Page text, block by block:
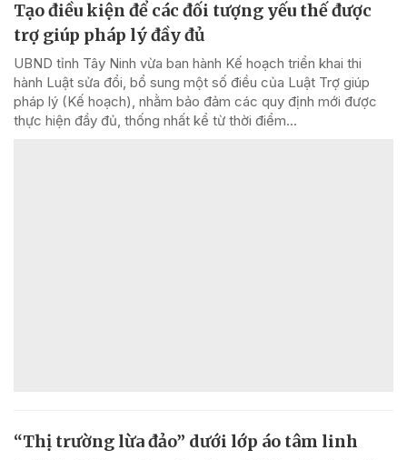
Tạo điều kiện để các đối tượng yếu thế được
trợ giúp pháp lý đầy đủ
UBND tỉnh Tây Ninh vừa ban hành Kế hoạch triển khai thi
hành Luật sửa đổi, bổ sung một số điều của Luật Trợ giúp
pháp lý (Kế hoạch), nhằm bảo đảm các quy định mới được
thực hiện đầy đủ, thống nhất kể từ thời điểm...
“Thị trường lừa đảo” dưới lớp áo tâm linh